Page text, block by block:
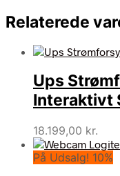
Relaterede
Ups
Interaktivt
18.199,00 kr.
På Udsalg! 10%